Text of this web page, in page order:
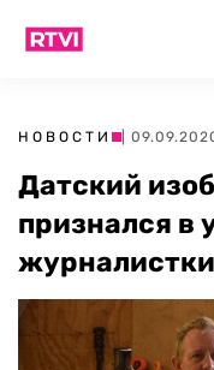
НОВОСТИ |
Датский
признался в
журналистки